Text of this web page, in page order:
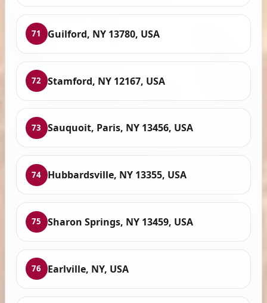
71 Guilford, NY 13780, USA
72 Stamford, NY 12167, USA
73 Sauquoit, Paris, NY 13456, USA
74 Hubbardsville, NY 13355, USA
75 Sharon Springs, NY 13459, USA
76 Earlville, NY, USA